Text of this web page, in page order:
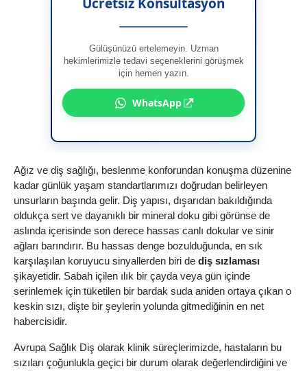
Ücretsiz Konsultasyon
Gülüşünüzü ertelemeyin. Uzman
hekimlerimizle tedavi seçeneklerini görüşmek
için hemen yazın.
WhatsApp
Ağız ve diş sağlığı, beslenme konforundan konuşma düzenine
kadar günlük yaşam standartlarımızı doğrudan belirleyen
unsurların başında gelir. Diş yapısı, dışarıdan bakıldığında
oldukça sert ve dayanıklı bir mineral doku gibi görünse de
aslında içerisinde son derece hassas canlı dokular ve sinir
ağları barındırır. Bu hassas denge bozulduğunda, en sık
karşılaşılan koruyucu sinyallerden biri de diş sızlaması
şikayetidir. Sabah içilen ılık bir çayda veya gün içinde
serinlemek için tüketilen bir bardak suda aniden ortaya çıkan o
keskin sızı, dişte bir şeylerin yolunda gitmediğinin en net
habercisidir.
Avrupa Sağlık Diş olarak klinik süreçlerimizde, hastaların bu
sızıları çoğunlukla geçici bir durum olarak değerlendirdiğini ve